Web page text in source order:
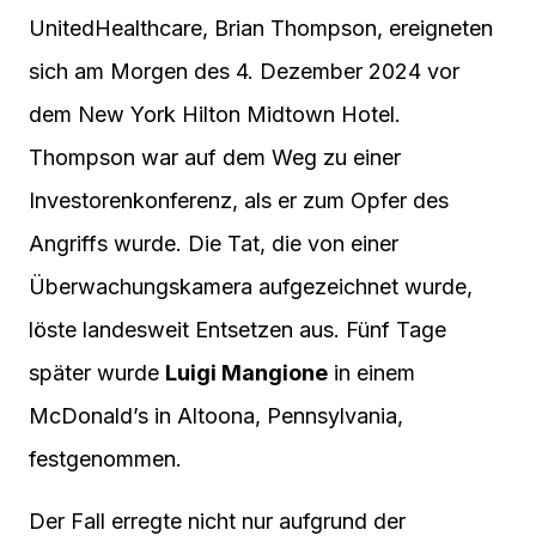
UnitedHealthcare, Brian Thompson, ereigneten
sich am Morgen des 4. Dezember 2024 vor
dem New York Hilton Midtown Hotel.
Thompson war auf dem Weg zu einer
Investorenkonferenz, als er zum Opfer des
Angriffs wurde. Die Tat, die von einer
Überwachungskamera aufgezeichnet wurde,
löste landesweit Entsetzen aus. Fünf Tage
später wurde Luigi Mangione in einem
McDonald’s in Altoona, Pennsylvania,
festgenommen.
Der Fall erregte nicht nur aufgrund der